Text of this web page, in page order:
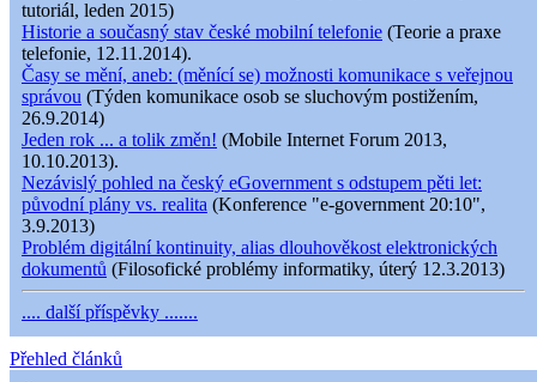
tutoriál, leden 2015)
Historie a současný stav české mobilní telefonie (Teorie a praxe
telefonie, 12.11.2014).
Časy se mění, aneb: (měnící se) možnosti komunikace s veřejnou
správou (Týden komunikace osob se sluchovým postižením,
26.9.2014)
Jeden rok ... a tolik změn! (Mobile Internet Forum 2013,
10.10.2013).
Nezávislý pohled na český eGovernment s odstupem pěti let:
původní plány vs. realita (Konference "e-government 20:10",
3.9.2013)
Problém digitální kontinuity, alias dlouhověkost elektronických
dokumentů (Filosofické problémy informatiky, úterý 12.3.2013)
.... další příspěvky .......
Přehled článků